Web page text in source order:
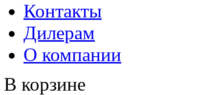
Контакты
Дилерам
О компании
В корзине